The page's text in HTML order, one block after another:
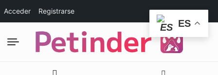
Acceder Registrarse
ES